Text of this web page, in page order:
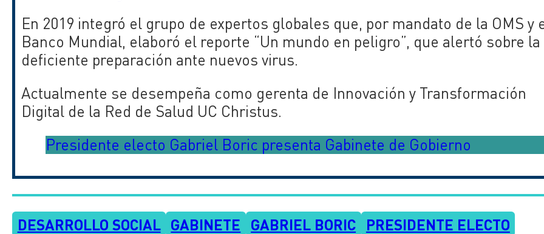
En 2019 integró el grupo de expertos globales que, por mandato de la OMS y
Banco Mundial, elaboró el reporte “Un mundo en peligro”, que alertó sobre la
deficiente preparación ante nuevos virus.
Actualmente se desempeña como gerenta de Innovación y Transformación
Digital de la Red de Salud UC Christus.
Presidente electo Gabriel Boric presenta Gabinete de Gobierno
DESARROLLO SOCIAL GABINETE GABRIEL BORIC
PRESIDENTE ELECTO